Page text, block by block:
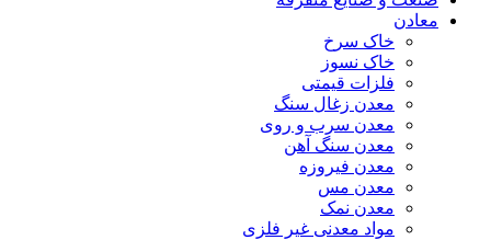
معادن
خاک سرخ
خاک نسوز
فلزات قیمتی
معدن زغال سنگ
معدن سرب و روی
معدن سنگ آهن
معدن فیروزه
معدن مس
معدن نمک
مواد معدنی غیر فلزی